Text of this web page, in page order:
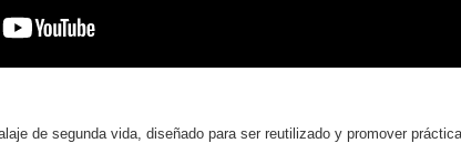
de segunda vida, diseñado para ser reutilizado y promover